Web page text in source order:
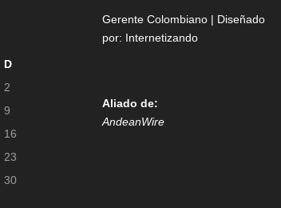
D
2
9
16
23
30
Gerente Colombiano | Diseñado
por: Internetizando
Aliado de:
AndeanWire